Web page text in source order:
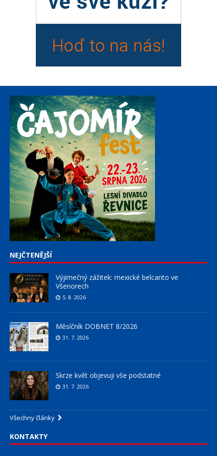
NEJČTENĚJŠÍ
Výjimečný zážitek: mexické belcanto ve
Všenorech
5. 8. 2026
Měsíčník DOBNET 8/2026
31. 7. 2026
Skrze květ objevuji vše podstatné
31. 7. 2026
Všechny články
KONTAKTY